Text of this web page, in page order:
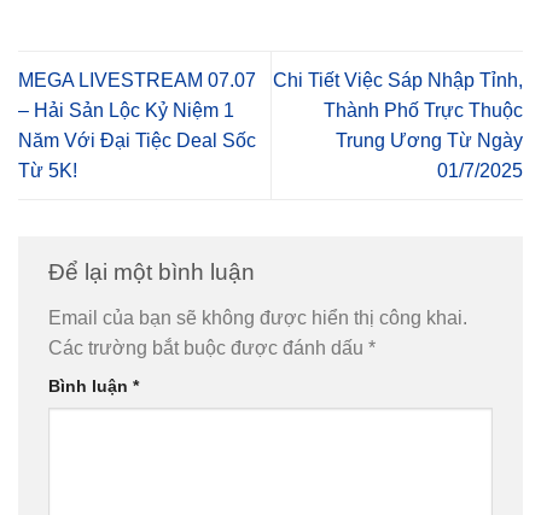
MEGA LIVESTREAM 07.07
– Hải Sản Lộc Kỷ Niệm 1
Năm Với Đại Tiệc Deal Sốc
Từ 5K!
Chi Tiết Việc Sáp Nhập Tỉnh,
Thành Phố Trực Thuộc
Trung Ương Từ Ngày
01/7/2025
Để lại một bình luận
Email của bạn sẽ không được hiển thị công khai.
Các trường bắt buộc được đánh dấu *
Bình luận *